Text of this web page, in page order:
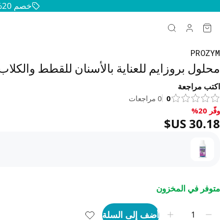
خصم 20% على جميع منتجات الحيوانات الأليفة — حافظوا على سعادة وصحة حيواناتكم
PROZYM
محلول بروزايم للعناية بالأسنان للقطط والكلاب 250
اكتب مراجعة
0
0 مراجعات
وفّر 20%, ‏30.18 US$
وفّر 20%
متوفر في المخزون
أضف إلى السلة